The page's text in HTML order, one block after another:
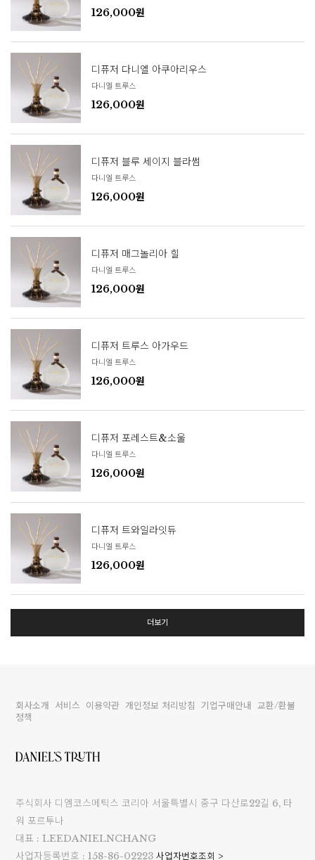
126,000원
디퓨저 다니엘 아쿠아리우스
다니엘 트루스
126,000원
디퓨저 블루 세이지 블라썸
다니엘 트루스
126,000원
디퓨저 매그놀리아 힐
다니엘 트루스
126,000원
디퓨저 트루스 아가우드
다니엘 트루스
126,000원
디퓨저 포레스트&소울
다니엘 트루스
126,000원
디퓨저 트와일라잇듀
다니엘 트루스
126,000원
더보기
회사소개 서비스 이용약관 개인정보 처리방침 기업구매안내
교환/환불
정책
주식회사 디엠코스메틱스 코리아 서울특별시 중구 다산로22길 6, 타
워 포르투나
대표 : LEEDANIELNCHANG
사업자등록번호 : 158-86-02223 사업자번호조회 >